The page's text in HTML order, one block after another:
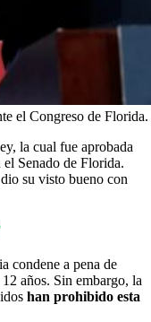
el Congreso de
la cual fue aprobada
el Senado de Florida.
su visto bueno con
condene a pena de
años. Sin embargo, la
han prohibido esta